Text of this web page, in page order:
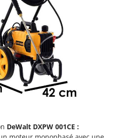
pour tracteur
Hachettes
tracteur
DeWalt DXPW 001CE :